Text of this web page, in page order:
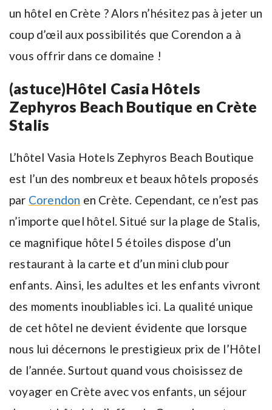
un hôtel en Crète ? Alors n’hésitez pas à jeter un
coup d’œil aux possibilités que Corendon a à
vous offrir dans ce domaine !
(astuce)Hôtel Casia Hôtels
Zephyros Beach Boutique en Crète
Stalis
L’hôtel Vasia Hotels Zephyros Beach Boutique
est l’un des nombreux et beaux hôtels proposés
par Corendon en Crète. Cependant, ce n’est pas
n’importe quel hôtel. Situé sur la plage de Stalis,
ce magnifique hôtel 5 étoiles dispose d’un
restaurant à la carte et d’un mini club pour
enfants. Ainsi, les adultes et les enfants vivront
des moments inoubliables ici. La qualité unique
de cet hôtel ne devient évidente que lorsque
nous lui décernons le prestigieux prix de l’Hôtel
de l’année. Surtout quand vous choisissez de
voyager en Crète avec vos enfants, un séjour